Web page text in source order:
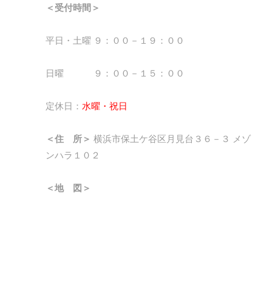
＜受付時間＞
平日・土曜 ９：００－１９：００
日曜 ９：００－１５：００
定休日： 水曜・祝日
＜住 所＞ 横浜市保土ケ谷区月見台３６－３ メゾ
ンハラ１０２
＜地 図＞